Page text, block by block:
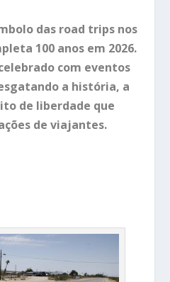
das road trips nos
100 anos em 2026.
com eventos
a história, a
de liberdade que
de viajantes.